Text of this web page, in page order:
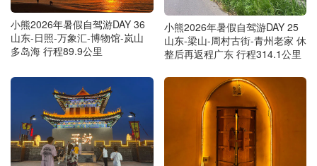
小熊2026年暑假自驾游DAY 36
山东-日照-万象汇-博物馆-岚山
多岛海 行程89.9公里
小熊2026年暑假自驾游DAY 25
山东-梁山-周村古街-青州老家 休
整后再返程广东 行程314.1公里